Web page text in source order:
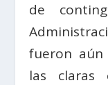
de
fueron aún
las